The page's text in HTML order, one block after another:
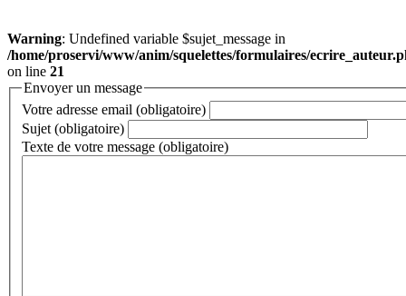
Warning: Undefined variable $sujet_message in
/home/proservi/www/anim/squelettes/formulaires/
on line 21
Envoyer un message
Votre adresse email (obligatoire)
Sujet (obligatoire)
Texte de votre message (obligatoire)